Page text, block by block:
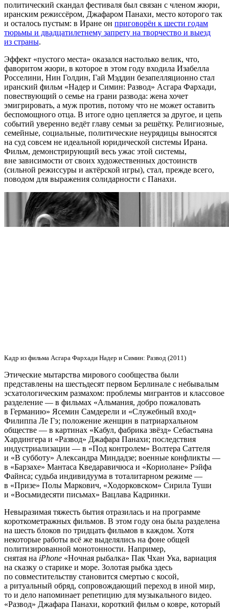
политический скандал фестиваля был связан с членом жюри,
иранским режиссёром, Джафаром Панахи, место которого так
и осталось пустым: в Иране он приговорён к шести годам
тюрьмы и двадцатилетнему запрету на творчество и выезд
из страны.
Эффект «пустого места» оказался настолько велик, что,
фаворитом жюри, в которое в этом году входила Изабелла
Росселини, Нин Голдин, Гай Мэддин безапелляционно стал
иранский фильм «Надер и Симин: Развод» Асгара Фархади,
повествующий о семье на грани развода: жена хочет
эмигрировать, а муж против, потому что не может оставить
беспомощного отца. В итоге одно цепляется за другое, и цепь
событий уверенно ведёт главу семьи за решётку. Религиозные,
семейные, социальные, политические неурядицы выносятся
на суд совсем не идеальной юридической системы Ирана.
Фильм, демонстрирующий весь ужас этой системы,
вне зависимости от своих художественных достоинств
(сильной режиссуры и актёрской игры), стал, прежде всего,
поводом для выражения солидарности с Панахи.
Кадр из фильма Асгара Фархади Надер и Симин: Развод (2011)
Этические мытарства мирового сообщества были
представлены на шестьдесят первом Берлинале с небывалым
эсхатологическим размахом: проблемы мигрантов и классовое
разделение — в фильмах «Альмания, добро пожаловать
в Германию» Ясемин Самдерели и «Служебный вход»
Филиппа Ле Гэ; положение женщин в патриархальном
обществе — в картинах «Кабул, фабрика звёзд» Себастьяна
Хардингера и «Развод» Джафара Панахи; последствия
индустриализации — в «Под контролем» Волтера Саттеля
и «В субботу» Александра Миндадзе; военные конфликты —
в «Барзахе» Мантаса Кведаравичюса и «Кориолане» Рэйфа
Файнса; судьба индивидуума в тоталитарном режиме —
в «Призе» Полы Маркович, «Ходорковском» Сирила Туши
и «Восьмидесяти письмах» Вацлава Кадринки.
Невыразимая тяжесть бытия отразилась и на программе
короткометражных фильмов. В этом году она была разделена
на шесть блоков по тридцать фильмов в каждом. Хотя
некоторые работы всё же выделялись на фоне общей
политизированной монотонности. Например,
снятая на iPhone «Ночная рыбалка» Пак Чхан Ука, вариация
на сказку о старике и море. Золотая рыбка здесь
по совместительству становится смертью с косой,
а ритуальный обряд, сопровождающий переход в иной мир,
то и дело напоминает репетицию для музыкального видео.
«Развод» Джафара Панахи, короткий фильм о ковре, который